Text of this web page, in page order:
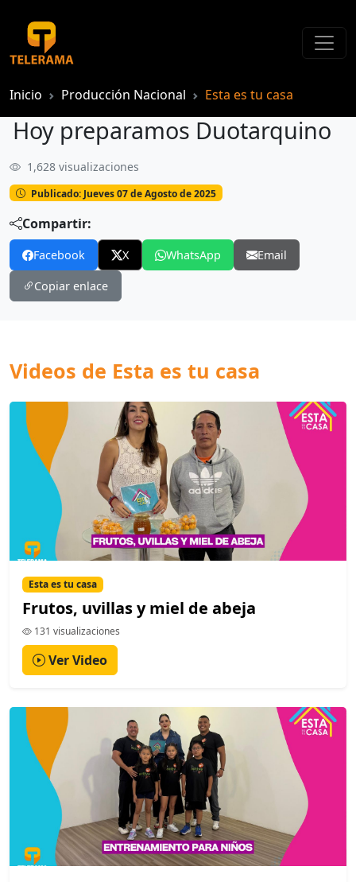
Inicio Producción Nacional Esta es tu casa
Hoy preparamos Duotarquino
Hoy preparamos Duotarquino
1,628 visualizaciones
Publicado: Jueves 07 de Agosto de 2025
Compartir:
Facebook X WhatsApp Email
Copiar enlace
Videos de Esta es tu casa
Esta es tu casa
Frutos, uvillas y miel de abeja
131 visualizaciones
Ver Video